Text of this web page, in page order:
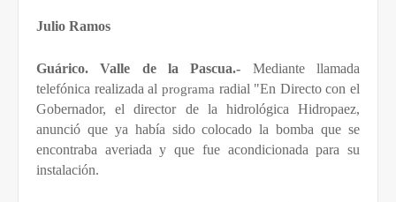
Julio Ramos
Guárico. Valle de la Pascua.- Mediante llamada
telefónica realizada al programa radial "En Directo con el
Gobernador, el director de la hidrológica Hidropaez,
anunció que ya había sido colocado la bomba que se
encontraba averiada y que fue acondicionada para su
instalación.